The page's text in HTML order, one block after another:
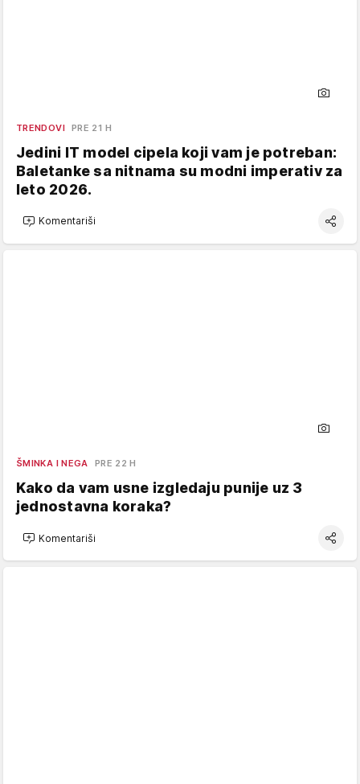
TRENDOVI PRE 21 H
Jedini IT model cipela koji vam je potreban:
Baletanke sa nitnama su modni imperativ za
leto 2026.
Komentariši
ŠMINKA I NEGA PRE 22 H
Kako da vam usne izgledaju punije uz 3
jednostavna koraka?
Komentariši